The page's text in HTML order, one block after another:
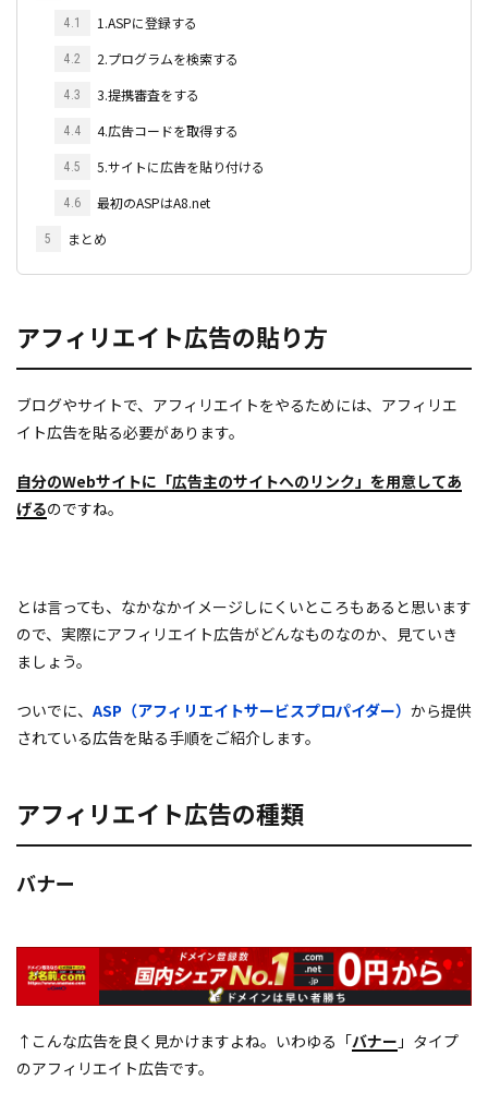
4.1 1.ASPに登録する
4.2 2.プログラムを検索する
4.3 3.提携審査をする
4.4 4.広告コードを取得する
4.5 5.サイトに広告を貼り付ける
4.6 最初のASPはA8.net
5 まとめ
アフィリエイト広告の貼り方
ブログやサイトで、アフィリエイトをやるためには、アフィリエ
イト広告を貼る必要があります。
自分のWebサイトに「広告主のサイトへのリンク」を用意してあ
げるのですね。
とは言っても、なかなかイメージしにくいところもあると思います
ので、実際にアフィリエイト広告がどんなものなのか、見ていき
ましょう。
ついでに、 ASP（アフィリエイトサービスプロパイダー） から提供
されている広告を貼る手順をご紹介します。
アフィリエイト広告の種類
バナー
↑こんな広告を良く見かけますよね。いわゆる「バナー 」タイプ
のアフィリエイト広告です。